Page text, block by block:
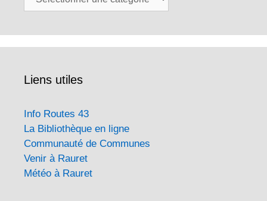
Liens utiles
Info Routes 43
La Bibliothèque en ligne
Communauté de Communes
Venir à Rauret
Météo à Rauret